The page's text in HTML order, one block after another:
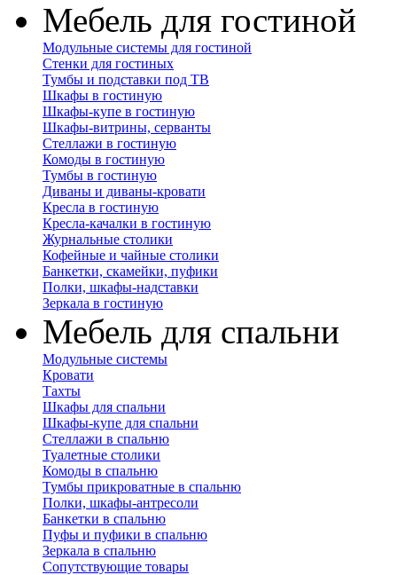
Мебель для гостиной
Модульные системы для гостиной
Стенки для гостиных
Тумбы и подставки под ТВ
Шкафы в гостиную
Шкафы-купе в гостиную
Шкафы-витрины, серванты
Стеллажи в гостиную
Комоды в гостиную
Тумбы в гостиную
Диваны и диваны-кровати
Кресла в гостиную
Кресла-качалки в гостиную
Журнальные столики
Кофейные и чайные столики
Банкетки, скамейки, пуфики
Полки, шкафы-надставки
Зеркала в гостиную
Мебель для спальни
Модульные системы
Кровати
Тахты
Шкафы для спальни
Шкафы-купе для спальни
Стеллажи в спальню
Туалетные столики
Комоды в спальню
Тумбы прикроватные в спальню
Полки, шкафы-антресоли
Банкетки в спальню
Пуфы и пуфики в спальню
Зеркала в спальню
Сопутствующие товары